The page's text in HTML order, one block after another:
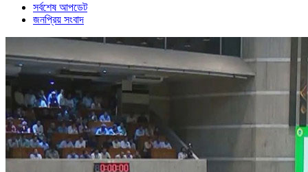
সর্বশেষ আপডেট
জনপ্রিয় সংবাদ